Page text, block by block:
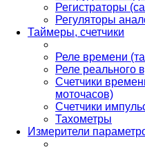
Регистраторы
Регуляторы
Таймеры, счетчики
Реле времени
Реле реального
Счетчики
моточасов)
Счетчики
Тахометры
Измерители